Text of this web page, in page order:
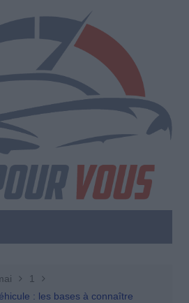
1
: les bases à connaître